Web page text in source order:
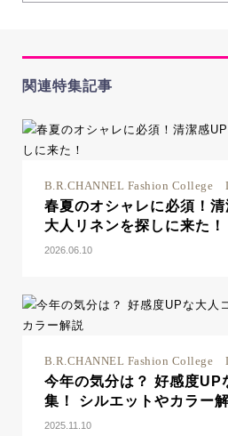
関連特集記事
B.R.CHANNEL Fashion College
春夏のオシャレに必須！
大人リネンを探しに来た！
2026.06.10
B.R.CHANNEL Fashion College
今年の気分は？ 好感度UP
集！ シルエットやカラー
2025.11.10